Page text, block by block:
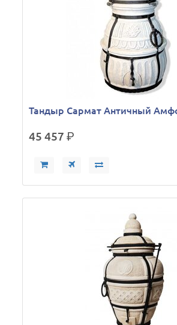
Тандыр Сармат Античный
45 457р.